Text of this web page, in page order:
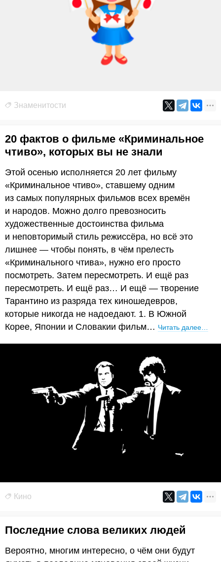
Знаменитости
20 фактов о фильме «Криминальное
чтиво», которых вы не знали
Этой осенью исполняется 20 лет фильму
«Криминальное чтиво», ставшему одним
из самых популярных фильмов всех времён
и народов. Можно долго превозносить
художественные достоинства фильма
и неповторимый стиль режиссёра, но всё это
лишнее — чтобы понять, в чём прелесть
«Криминального чтива», нужно его просто
посмотреть. Затем пересмотреть. И ещё раз
пересмотреть. И ещё раз… И ещё — творение
Тарантино из разряда тех киношедевров,
которые никогда не надоедают. 1. В Южной
Корее, Японии и Словакии фильм… Читать далее…
Кино
Последние слова великих людей
Вероятно, многим интересно, о чём они будут